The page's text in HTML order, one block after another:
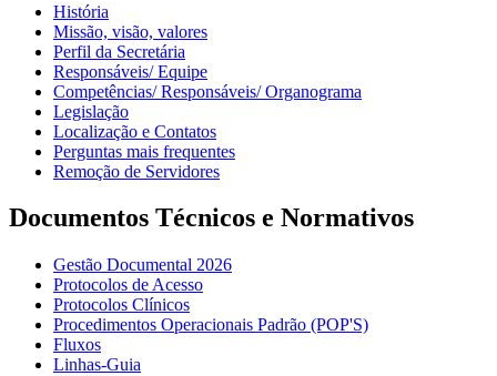
História
Missão, visão, valores
Perfil da Secretária
Responsáveis/ Equipe
Competências/ Responsáveis/ Organograma
Legislação
Localização e Contatos
Perguntas mais frequentes
Remoção de Servidores
Documentos Técnicos e Normativos
Gestão Documental 2026
Protocolos de Acesso
Protocolos Clínicos
Procedimentos Operacionais Padrão (POP'S)
Fluxos
Linhas-Guia